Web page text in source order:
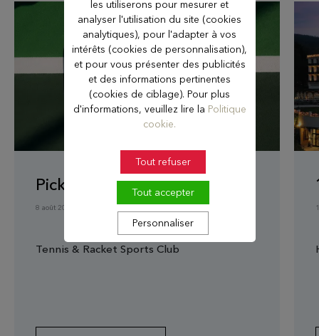
Pickleball Day
8 août 2026
Tennis & Racket Sports Club
les utiliserons pour mesurer et
analyser l'utilisation du site (cookies
analytiques), pour l'adapter à vos
intérêts (cookies de personnalisation),
et pour vous présenter des publicités
et des informations pertinentes
(cookies de ciblage). Pour plus
d'informations, veuillez lire la Politique
cookie.
Tout refuser
Tout accepter
Personnaliser